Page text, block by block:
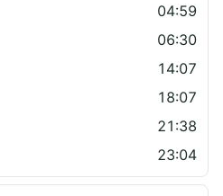
04:59
06:30
14:07
18:07
21:38
23:04